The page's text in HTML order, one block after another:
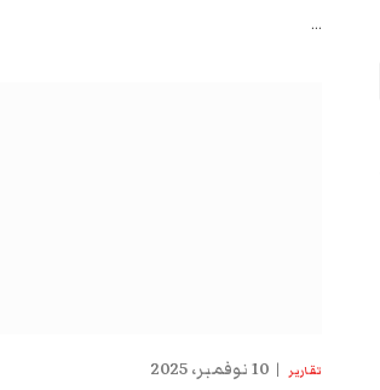
…
تقارير 10 نوفمبر، 2025